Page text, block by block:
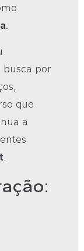
busca por
que
a
.